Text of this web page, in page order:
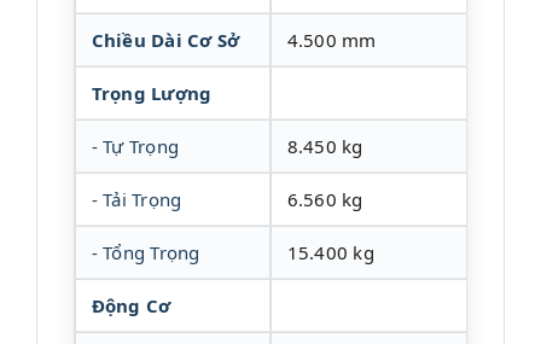
Chiều Dài Cơ Sở 4.500 mm
Trọng Lượng
- Tự Trọng 8.450 kg
- Tải Trọng 6.560 kg
- Tổng Trọng 15.400 kg
Động Cơ